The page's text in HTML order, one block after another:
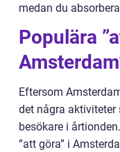
medan du
Populära
Eftersom
det några
besökare i
”att göra” i